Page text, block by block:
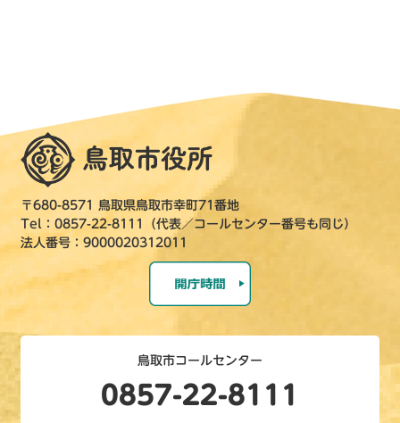
〒680-8571 鳥取県鳥取市幸町71番地
Tel：0857-22-8111（代表／コールセンター番号も同じ）
法人番号：9000020312011
鳥取市コールセンター
0857-22-8111